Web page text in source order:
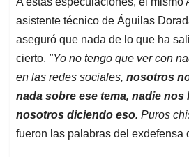
asistente técnico de Águilas
aseguró que nada de lo que ha
cierto. "Yo no tengo que ver con
en las redes sociales, nosotros
nada sobre ese tema, nadie nos
nosotros diciendo eso. Puros
fueron las palabras del exdefensa